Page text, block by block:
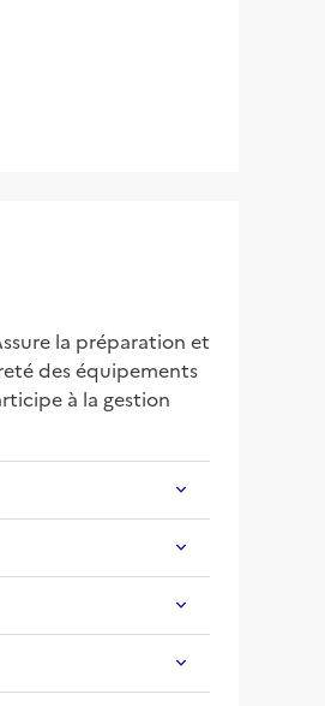
la préparation et
des équipements
à la gestion